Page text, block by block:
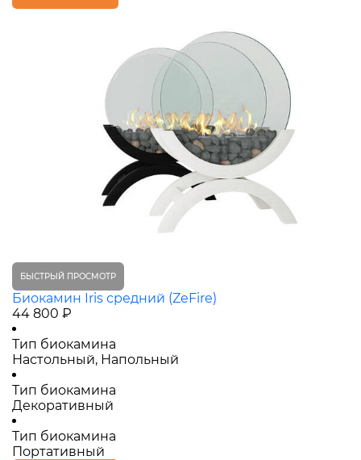
БЫСТРЫЙ ПРОСМОТР
Биокамин Iris средний (ZeFire)
44 800 ₽
Тип биокамина
Настольный, Напольный
Тип биокамина
Декоративный
Тип биокамина
Портативный